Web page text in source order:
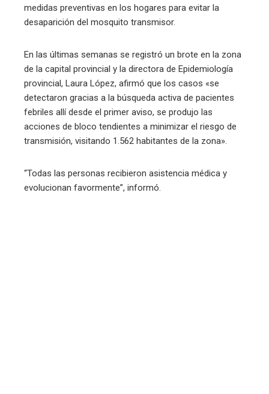
medidas preventivas en los hogares para evitar la
desaparición del mosquito transmisor.
En las últimas semanas se registró un brote en la zona
de la capital provincial y la directora de Epidemiología
provincial, Laura López, afirmó que los casos «se
detectaron gracias a la búsqueda activa de pacientes
febriles allí desde el primer aviso, se produjo las
acciones de bloco tendientes a minimizar el riesgo de
transmisión, visitando 1.562 habitantes de la zona».
“Todas las personas recibieron asistencia médica y
evolucionan favormente”, informó.